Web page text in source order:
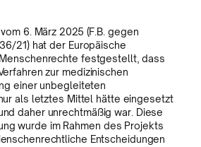
6. März 2025 (F.B. gegen
21) hat der Europäische
festgestellt, dass
zur medizinischen
einer unbegleiteten
als letztes Mittel hätte eingesetzt
daher unrechtmäßig war. Diese
wurde im Rahmen des Projekts
Entscheidungen